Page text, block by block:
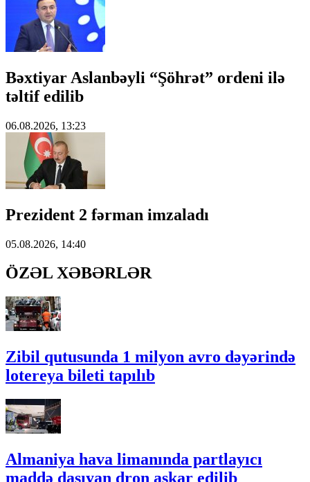
Bəxtiyar Aslanbəyli “Şöhrət” ordeni ilə
təltif edilib
06.08.2026, 13:23
Prezident 2 fərman imzaladı
05.08.2026, 14:40
ÖZƏL XƏBƏRLƏR
Zibil qutusunda 1 milyon avro dəyərində
lotereya bileti tapılıb
Almaniya hava limanında partlayıcı
maddə daşıyan dron aşkar edilib